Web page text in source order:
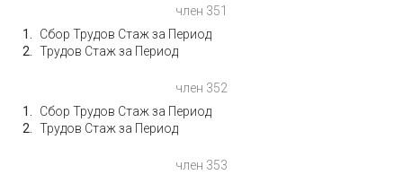
член 351
Сбор Трудов Стаж за Период
Трудов Стаж за Период
член 352
Сбор Трудов Стаж за Период
Трудов Стаж за Период
член 353